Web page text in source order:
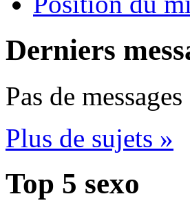
Derniers
Pas de
Plus de sujets »
Top 5 sexo